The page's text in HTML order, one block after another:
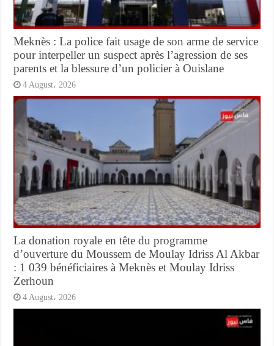
Meknès : La police fait usage de son arme de service
pour interpeller un suspect après l’agression de ses
parents et la blessure d’un policier à Ouislane
4 August، 2026
La donation royale en tête du programme
d’ouverture du Moussem de Moulay Idriss Al Akbar
: 1 039 bénéficiaires à Meknès et Moulay Idriss
Zerhoun
4 August، 2026